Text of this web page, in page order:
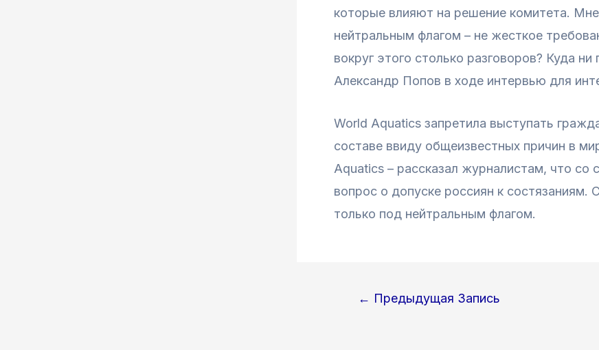
которые влияют на решение комитета.
нейтральным флагом – не жесткое
вокруг этого столько разговоров? Куда
Александр Попов в ходе интервью для
World Aquatics запретила выступать
составе ввиду общеизвестных причин в
Aquatics – рассказал журналистам, что
вопрос о допуске россиян к состязаниям.
только под нейтральным флагом.
Навигация
← Предыдущая Запись